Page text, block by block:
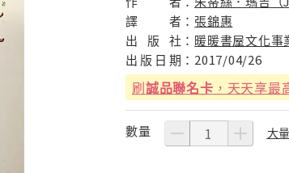
譯
者： 張錦惠
出
版 社： 暖暖書屋文化事
出 版 日 期： 2017/04/26
刷誠品聯名卡 ，天天享最
數量 大